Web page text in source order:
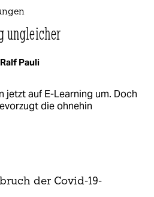
ungleicher
Ralf Pauli
jetzt auf E-Learning um. Doch
die ohnehin
der Covid-19-